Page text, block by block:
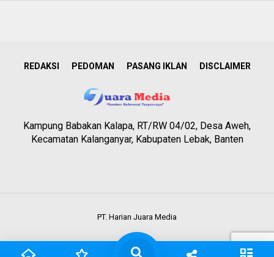
REDAKSI PEDOMAN PASANG IKLAN DISCLAIMER
Kampung Babakan Kalapa, RT/RW 04/02, Desa Aweh,
Kecamatan Kalanganyar, Kabupaten Lebak, Banten
PT. Harian Juara Media